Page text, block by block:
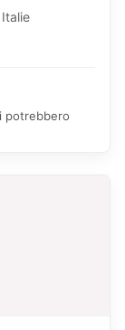
potrebbero